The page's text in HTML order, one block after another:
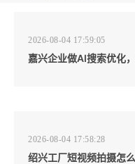
2026-08-04 17:59:05
嘉兴企业做AI搜索优化
2026-08-04 17:58:28
绍兴工厂短视频拍摄怎